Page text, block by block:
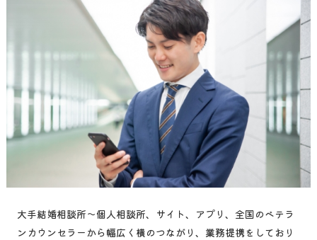
大手結婚相談所～個人相談所、サイト、アプリ、全国のベテラ
ンカウンセラーから幅広く横のつながり、業務提携をしており